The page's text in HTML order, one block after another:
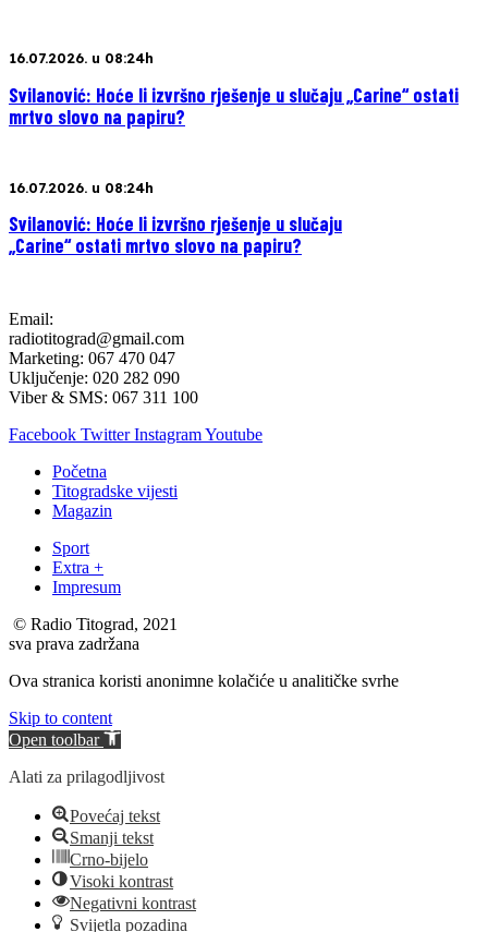
16.07.2026. u 08:24h
Svilanović: Hoće li izvršno rješenje u slučaju „Carine“ ostati
mrtvo slovo na papiru?
16.07.2026. u 08:24h
Svilanović: Hoće li izvršno rješenje u slučaju
„Carine“ ostati mrtvo slovo na papiru?
Email:
radiotitograd@gmail.com
Marketing: 067 470 047
Uključenje: 020 282 090
Viber & SMS: 067 311 100
Facebook Twitter InstagramYoutube
Početna
Titogradske vijesti
Magazin
Sport
Extra +
Impresum
© Radio Titograd, 2021
sva prava zadržana
Ova stranica koristi anonimne kolačiće u analitičke svrhe
Skip to content
Open toolbar
Alati za prilagodljivost
Povećaj tekst
Smanji tekst
Crno-bijelo
Visoki kontrast
Negativni kontrast
Svijetla pozadina